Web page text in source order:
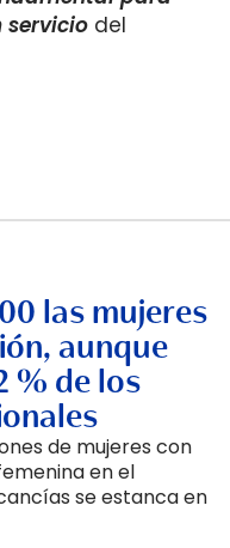
del
las mujeres
aunque
% de los
de mujeres con
en el
se estanca en